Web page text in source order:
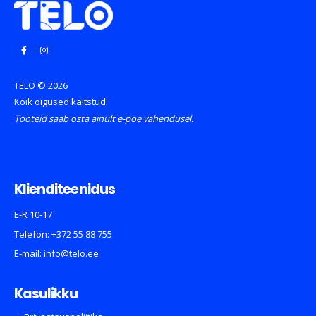
TELO © 2026
Kõik õigused kaitstud.
Tooteid saab osta ainult e-poe vahendusel.
Klienditeenidus
E-R 10-17
Telefon: +372 55 88 755
E-mail: info@telo.ee
Kasulikku